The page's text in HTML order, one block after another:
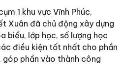
1 khu vực Vĩnh Phúc,
Xuân đã chủ động xây dựng
biểu, lớp học, số lượng học
điều kiện tốt nhất cho phần
góp phần vào thành công